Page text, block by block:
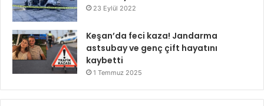
23 Eylül 2022
Keşan’da feci kaza! Jandarma
astsubay ve genç çift hayatını
kaybetti
1 Temmuz 2025